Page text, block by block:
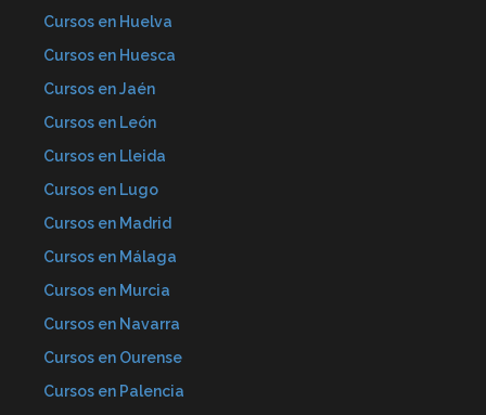
Cursos en Huelva
Cursos en Huesca
Cursos en Jaén
Cursos en León
Cursos en Lleida
Cursos en Lugo
Cursos en Madrid
Cursos en Málaga
Cursos en Murcia
Cursos en Navarra
Cursos en Ourense
Cursos en Palencia